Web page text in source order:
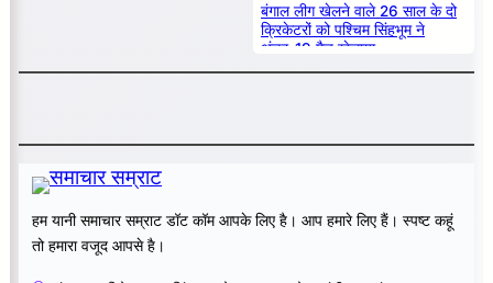
बंगाल लीग खेलने वाले 26 साल के दो
क्रिकेटरों को पश्चिम सिंहभूम ने
अंडर-19 मैच खेलाया
हम यानी समाचार सम्राट डॉट कॉम आपके लिए है। आप हमारे लिए हैं। स्पष्ट कहूं
तो हमारा वजूद आपसे है।